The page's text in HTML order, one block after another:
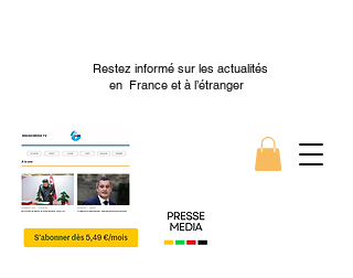
Restez informé sur les actualités
en France et à l’étranger